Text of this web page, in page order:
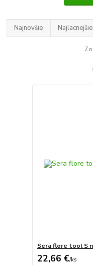
Najnovšie Najlacnejšie
Sera flore tool S
22,66 €/ks